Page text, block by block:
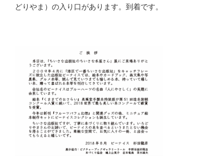
どりやま）の入り口があります。到着です。